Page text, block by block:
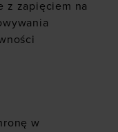
z zapięciem na
w